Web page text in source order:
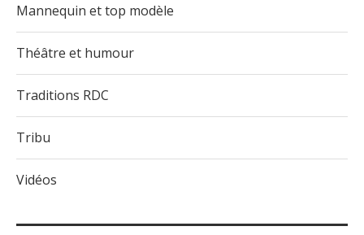
Mannequin et top modèle
Théâtre et humour
Traditions RDC
Tribu
Vidéos